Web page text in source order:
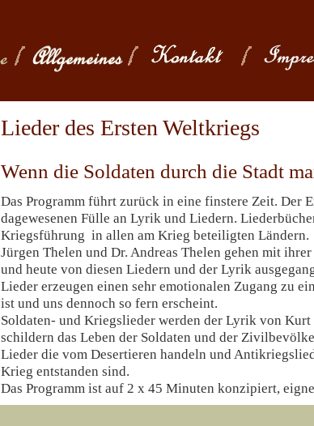
Lieder des Ersten Weltkriegs
Wenn die Soldaten durch die Stadt
Das Programm führt zurück in eine finstere Zeit. Der
dagewesenen Fülle an Lyrik und Liedern.
Kriegsführung  in allen am Krieg beteiligten Ländern.
Jürgen Thelen und Dr. Andreas Thelen gehen mit
und heute von diesen Liedern und der Lyrik
Lieder erzeugen einen sehr emotionalen Zugang zu
ist und uns dennoch so fern erscheint.
Soldaten- und Kriegslieder werden der Lyrik von
schildern das Leben der Soldaten und der
Lieder die vom Desertieren handeln und
Krieg entstanden sind.
Das Programm ist auf 2 x 45 Minuten konzipiert,